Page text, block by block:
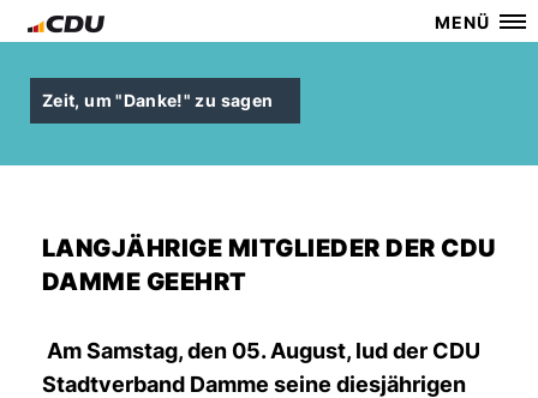
MENÜ
Zeit, um "Danke!" zu sagen
LANGJÄHRIGE MITGLIEDER DER CDU
DAMME GEEHRT
Am Samstag, den 05. August, lud der CDU
Stadtverband Damme seine diesjährigen